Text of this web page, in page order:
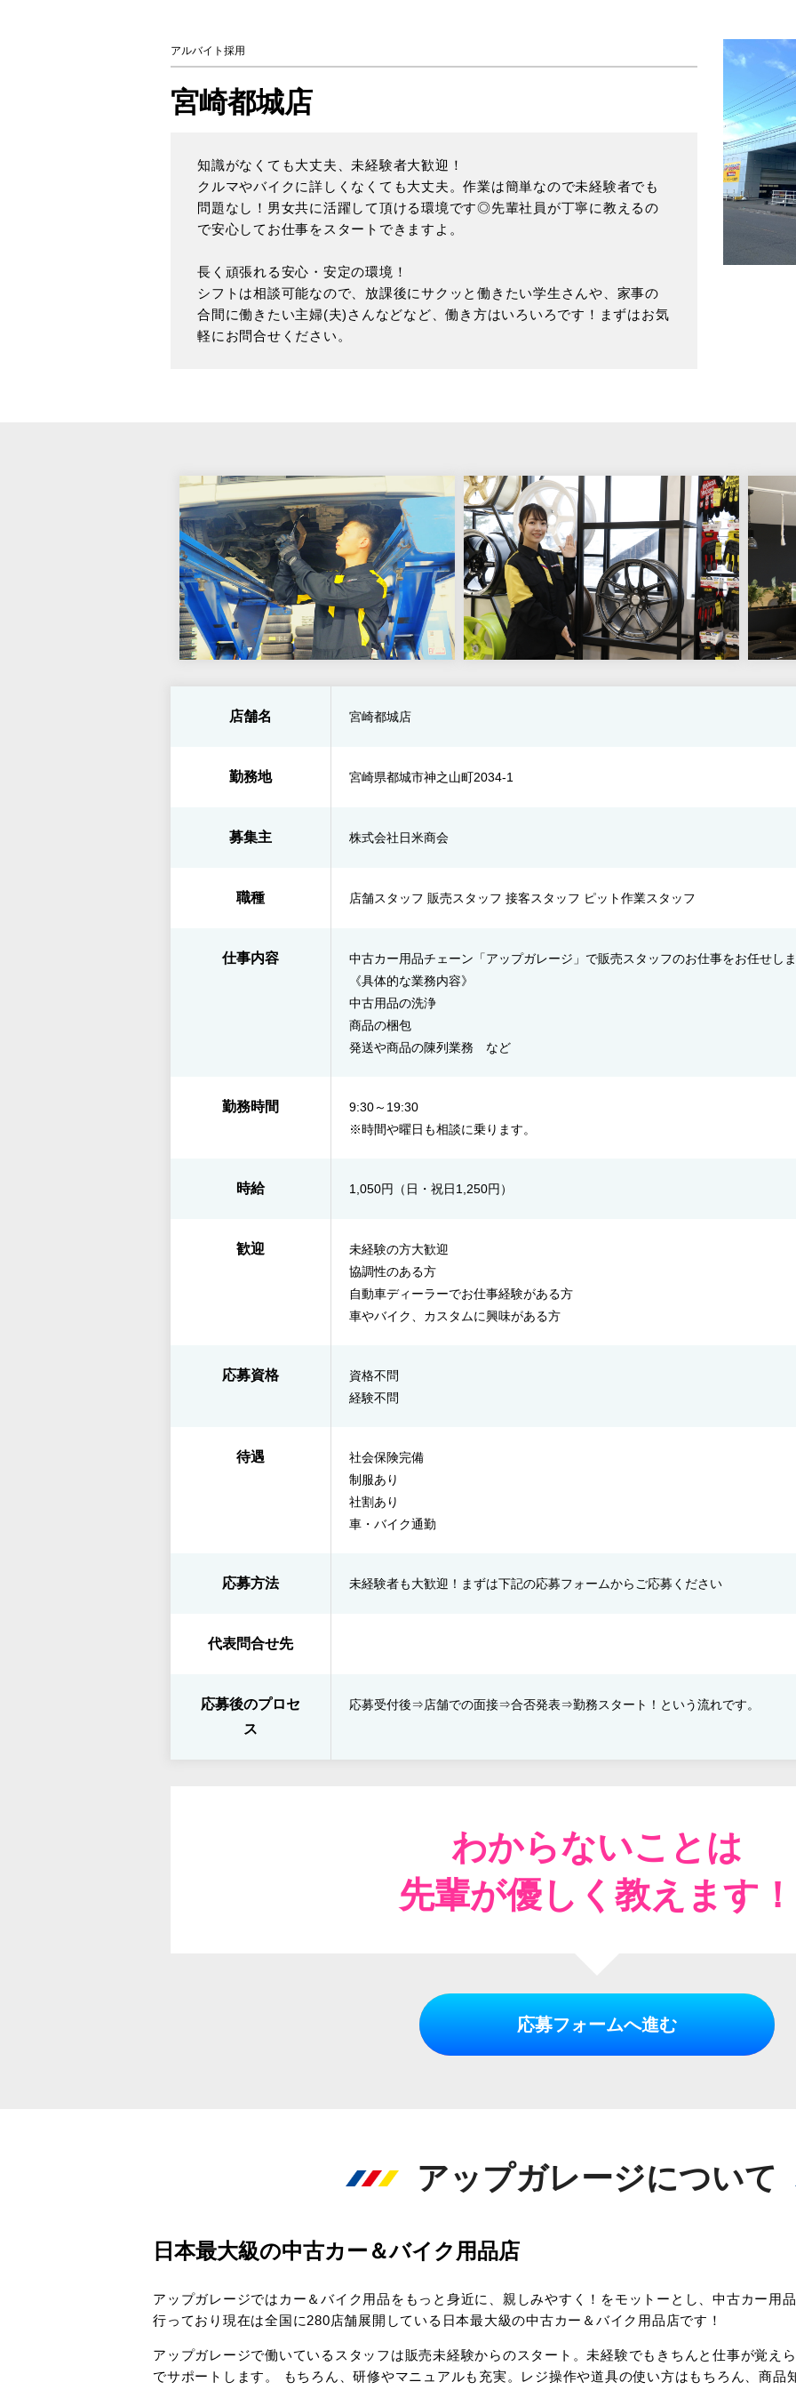
アルバイト採用
宮崎都城店
知識がなくても大丈夫、未経験者大歓迎！
クルマやバイクに詳しくなくても大丈夫。作業は簡単なので未経験者でも
問題なし！男女共に活躍して頂ける環境です◎先輩社員が丁寧に教えるの
で安心してお仕事をスタートできますよ。
長く頑張れる安心・安定の環境！
シフトは相談可能なので、放課後にサクッと働きたい学生さんや、家事の
合間に働きたい主婦(夫)さんなどなど、働き方はいろいろです！まずはお気
軽にお問合せください。
店舗名 宮崎都城店
勤務地 宮崎県都城市神之山町2034-1
募集主 株式会社日米商会
職種 店舗スタッフ 販売スタッフ 接客スタッフ ピット作業スタッフ
仕事内容
中古カー用品チェーン「アップガレージ」で販売スタッフのお仕事をお任せし
《具体的な業務内容》
中古用品の洗浄
商品の梱包
発送や商品の陳列業務 など
勤務時間
9:30～19:30
※時間や曜日も相談に乗ります。
時給 1,050円（日・祝日1,250円）
歓迎
未経験の方大歓迎
協調性のある方
自動車ディーラーでお仕事経験がある方
車やバイク、カスタムに興味がある方
応募資格
資格不問
経験不問
待遇
社会保険完備
制服あり
社割あり
車・バイク通勤
応募方法 未経験者も大歓迎！まずは下記の応募フォームからご応募ください
代表問合せ先
応募後のプロセ
ス
応募受付後⇒​店舗での面接⇒​合否発表​⇒​勤務スタート！​という流れです。
わからないことは
先輩が優しく教えます！
応募フォームへ進む
アップガレージについて
日本最大級の中古カー＆バイク用品店
アップガレージではカー＆バイク用品をもっと身近に、親しみやすく！をモットーとし、中古カー用
行っており現在は全国に280店舗展開している日本最大級の中古カー＆バイク用品店です！
アップガレージで働いているスタッフは販売未経験からのスタート。未経験でもきちんと仕事が覚え
でサポートします。 もちろん、研修やマニュアルも充実。レジ操作や道具の使い方はもちろん、商品